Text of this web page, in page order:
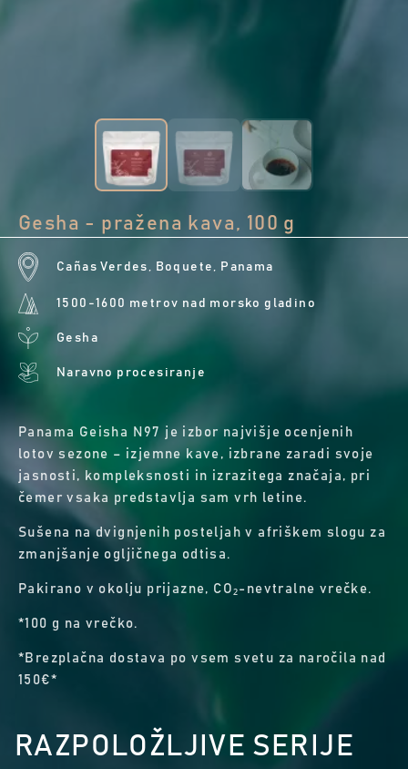
Gesha - pražena kava, 100 g
Cañas Verdes, Boquete, Panama
1500-1600 metrov nad morsko gladino
Gesha
Naravno procesiranje
Panama Geisha N97 je izbor najvišje ocenjenih
lotov sezone – izjemne kave, izbrane zaradi svoje
jasnosti, kompleksnosti in izrazitega značaja, pri
čemer vsaka predstavlja sam vrh letine.
Sušena na dvignjenih posteljah v afriškem slogu za
zmanjšanje ogljičnega odtisa.
Pakirano v okolju prijazne, CO₂-nevtralne vrečke.
*100 g na vrečko.
*Brezplačna dostava po vsem svetu za naročila nad
150€*
RAZPOLOŽLJIVE SERIJE